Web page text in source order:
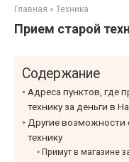
Главная » Техника
Прием старой
Содержание
Адреса пунктов, где
технику за деньги в
Другие возможности
технику
Примут в магазине